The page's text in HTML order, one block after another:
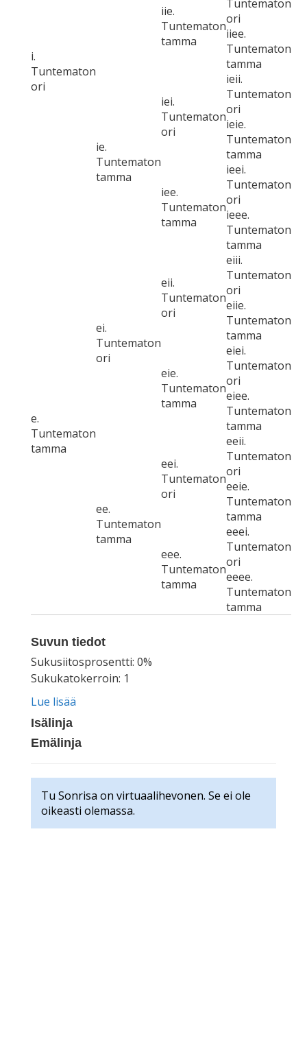
i.
Tuntematon
ori
iie.
Tuntematon
tamma
Tuntematon
ori
iiee.
Tuntematon
tamma
ie.
Tuntematon
tamma
iei.
Tuntematon
ori
ieii.
Tuntematon
ori
ieie.
Tuntematon
tamma
iee.
Tuntematon
tamma
ieei.
Tuntematon
ori
ieee.
Tuntematon
tamma
e.
Tuntematon
tamma
ei.
Tuntematon
ori
eii.
Tuntematon
ori
eiii.
Tuntematon
ori
eiie.
Tuntematon
tamma
eie.
Tuntematon
tamma
eiei.
Tuntematon
ori
eiee.
Tuntematon
tamma
ee.
Tuntematon
tamma
eei.
Tuntematon
ori
eeii.
Tuntematon
ori
eeie.
Tuntematon
tamma
eee.
Tuntematon
tamma
eeei.
Tuntematon
ori
eeee.
Tuntematon
tamma
Suvun tiedot
Sukusiitosprosentti: 0%
Sukukatokerroin: 1
Lue lisää
Isälinja
Emälinja
Tu Sonrisa on virtuaalihevonen. Se ei ole
oikeasti olemassa.